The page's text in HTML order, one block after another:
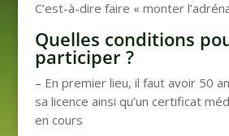
C’est-à-dire faire « monter
Quelles conditions
participer ?
– En premier lieu, il faut avoir 50
sa licence ainsi qu’un certificat
en cours